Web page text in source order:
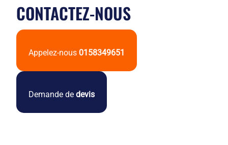
CONTACTEZ-NOUS
Appelez-nous 0158349651
Demande de devis